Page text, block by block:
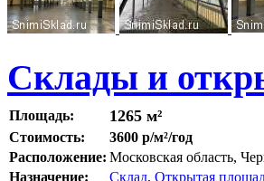
Склады и
Площадь: 1265 м²
Стоимость:
3600 р/м²/год
Расположение: Московская область,
Назначение:
Склад, Открытая